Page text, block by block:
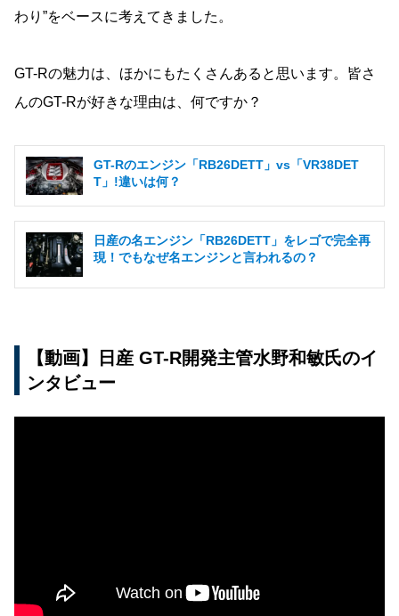
わり”をベースに考えてきました。
GT-Rの魅力は、ほかにもたくさんあると思います。皆さ
んのGT-Rが好きな理由は、何ですか？
GT-Rのエンジン「RB26DETT」vs「VR38DET
T」!違いは何？
日産の名エンジン「RB26DETT」をレゴで完全再
現！でもなぜ名エンジンと言われるの？
【動画】日産 GT-R開発主管水野和敏氏のイ
ンタビュー